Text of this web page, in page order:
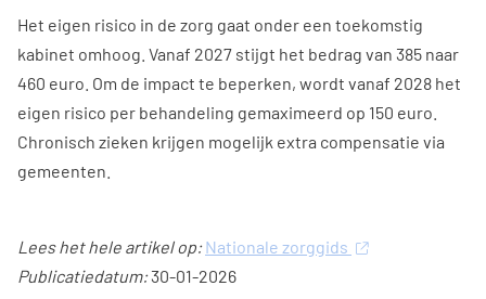
Het eigen risico in de zorg gaat onder een toekomstig
kabinet omhoog. Vanaf 2027 stijgt het bedrag van 385 naar
460 euro. Om de impact te beperken, wordt vanaf 2028 het
eigen risico per behandeling gemaximeerd op 150 euro.
Chronisch zieken krijgen mogelijk extra compensatie via
gemeenten.
Lees het hele artikel op: Nationale zorggids
Publicatiedatum:30-01-2026